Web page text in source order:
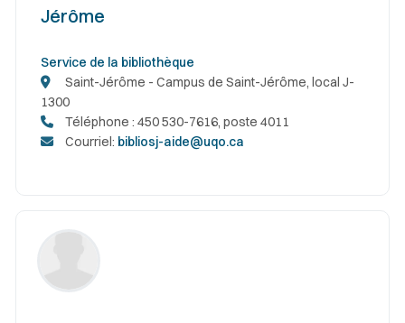
Jérôme
Service de la bibliothèque
Saint-Jérôme - Campus de Saint-Jérôme, local J-
1300
Téléphone : 450 530-7616, poste 4011
Courriel: bibliosj-aide@uqo.ca